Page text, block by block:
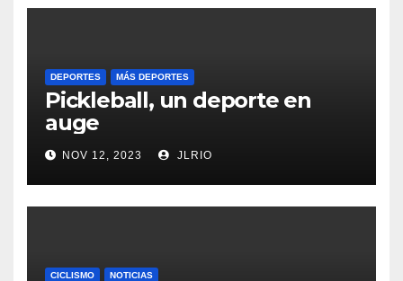
DEPORTES MÁS DEPORTES
Pickleball, un deporte en
auge
NOV 12, 2023 JLRIO
CICLISMO NOTICIAS